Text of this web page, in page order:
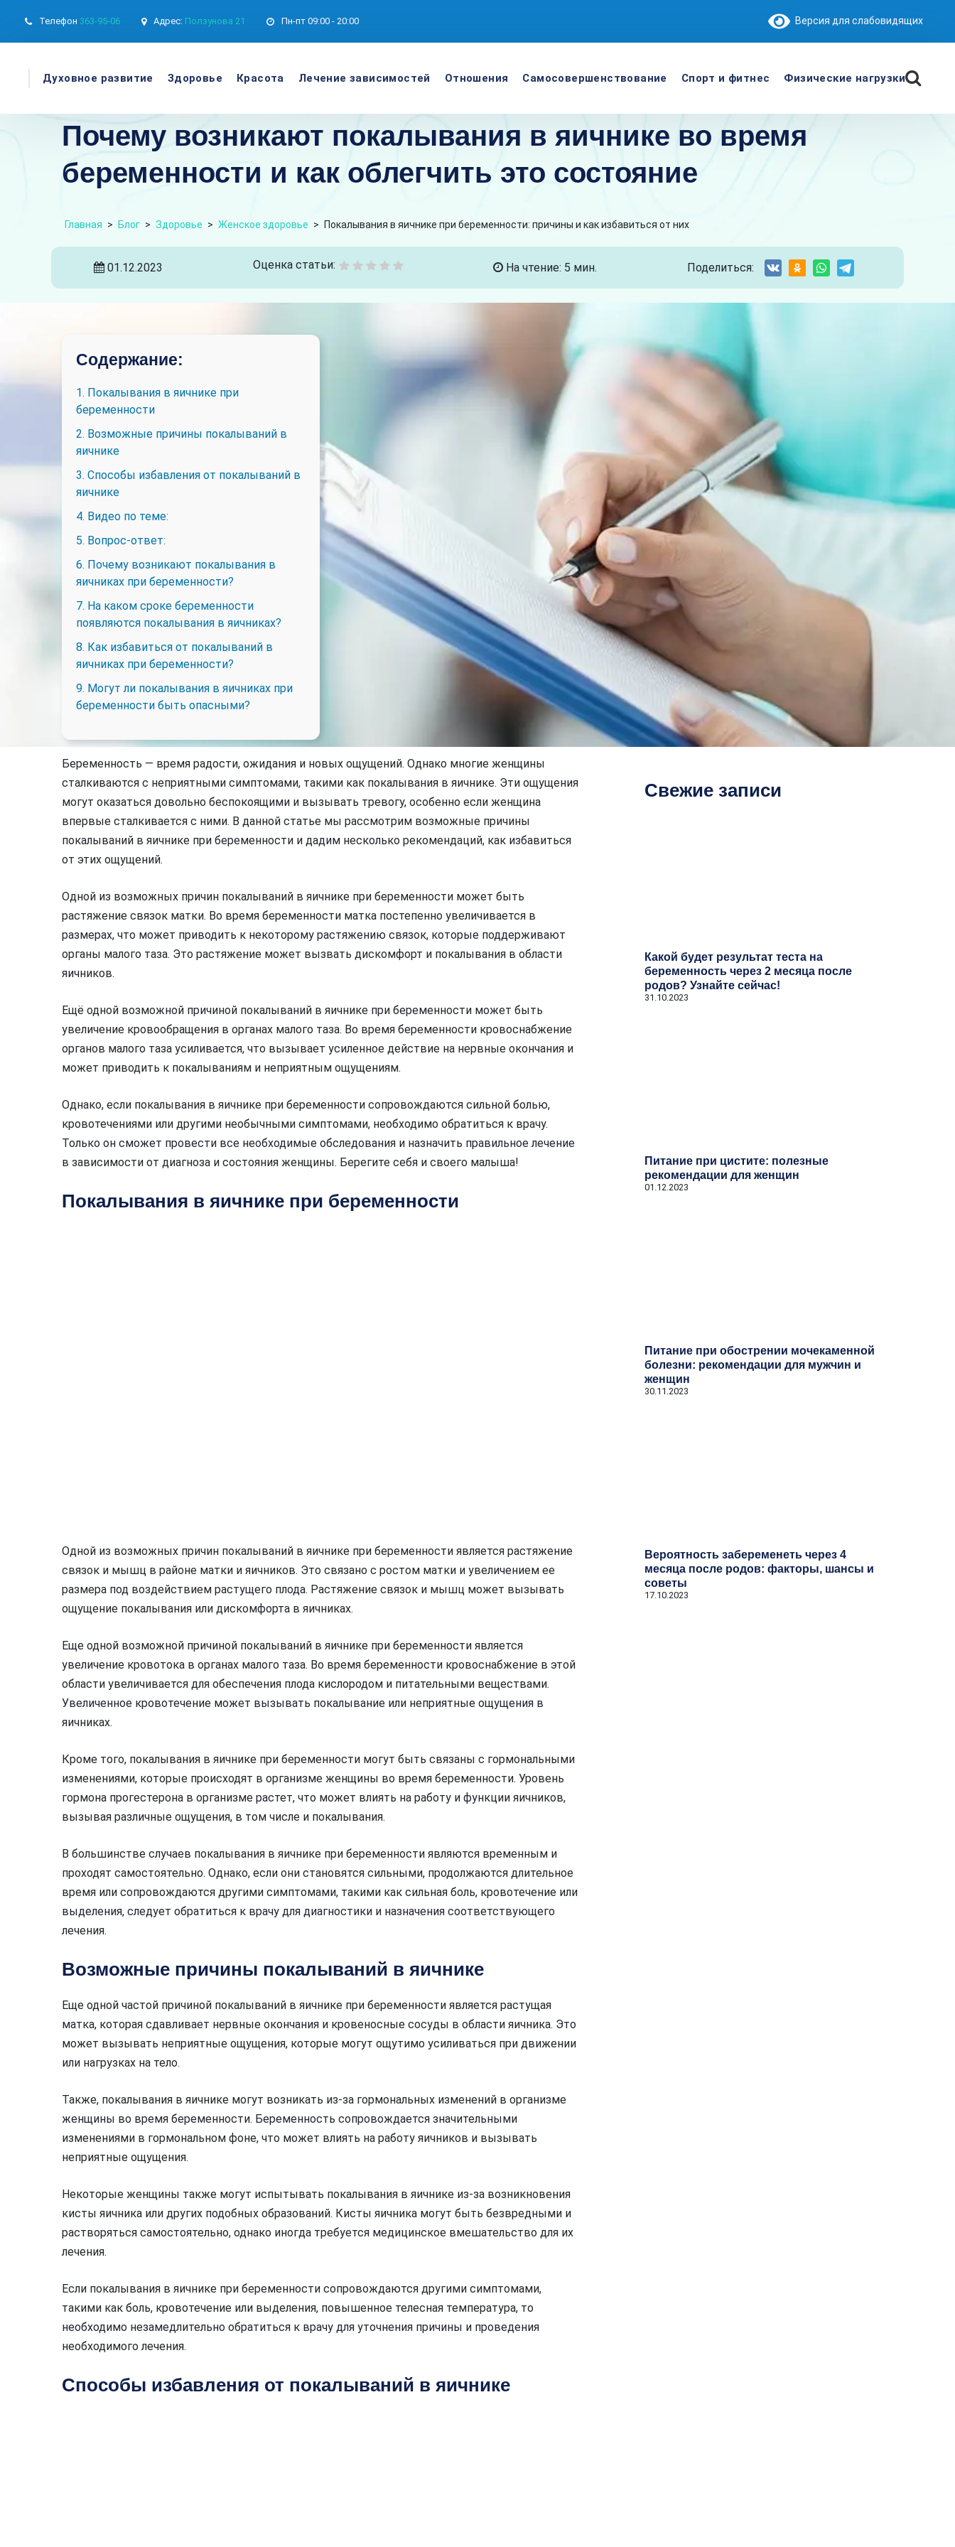
Телефон 363-95-06 Адрес: Ползунова 21 Пн-пт 09:00 - 20:00 Версия для слабовидящих
Духовное развитие Здоровье Красота Лечение зависимостей Отношения Самосовершенствование Спорт и фитнес Физические нагрузки
Почему возникают покалывания в яичнике во время
беременности и как облегчить это состояние
Главная > Блог > Здоровье > Женское здоровье > Покалывания в яичнике при беременности: причины и как избавиться от них
01.12.2023 Оценка статьи: На чтение: 5 мин. Поделиться:
Содержание:
1. Покалывания в яичнике при
беременности
2. Возможные причины покалываний в
яичнике
3. Способы избавления от покалываний в
яичнике
4. Видео по теме:
5. Вопрос-ответ:
6. Почему возникают покалывания в
яичниках при беременности?
7. На каком сроке беременности
появляются покалывания в яичниках?
8. Как избавиться от покалываний в
яичниках при беременности?
9. Могут ли покалывания в яичниках при
беременности быть опасными?
Беременность — время радости, ожидания и новых ощущений. Однако многие женщины
сталкиваются с неприятными симптомами, такими как покалывания в яичнике. Эти ощущения
могут оказаться довольно беспокоящими и вызывать тревогу, особенно если женщина
впервые сталкивается с ними. В данной статье мы рассмотрим возможные причины
покалываний в яичнике при беременности и дадим несколько рекомендаций, как избавиться
от этих ощущений.
Одной из возможных причин покалываний в яичнике при беременности может быть
растяжение связок матки. Во время беременности матка постепенно увеличивается в
размерах, что может приводить к некоторому растяжению связок, которые поддерживают
органы малого таза. Это растяжение может вызвать дискомфорт и покалывания в области
яичников.
Ещё одной возможной причиной покалываний в яичнике при беременности может быть
увеличение кровообращения в органах малого таза. Во время беременности кровоснабжение
органов малого таза усиливается, что вызывает усиленное действие на нервные окончания и
может приводить к покалываниям и неприятным ощущениям.
Однако, если покалывания в яичнике при беременности сопровождаются сильной болью,
кровотечениями или другими необычными симптомами, необходимо обратиться к врачу.
Только он сможет провести все необходимые обследования и назначить правильное лечение
в зависимости от диагноза и состояния женщины. Берегите себя и своего малыша!
Покалывания в яичнике при беременности
Одной из возможных причин покалываний в яичнике при беременности является растяжение
связок и мышц в районе матки и яичников. Это связано с ростом матки и увеличением ее
размера под воздействием растущего плода. Растяжение связок и мышц может вызывать
ощущение покалывания или дискомфорта в яичниках.
Еще одной возможной причиной покалываний в яичнике при беременности является
увеличение кровотока в органах малого таза. Во время беременности кровоснабжение в этой
области увеличивается для обеспечения плода кислородом и питательными веществами.
Увеличенное кровотечение может вызывать покалывание или неприятные ощущения в
яичниках.
Кроме того, покалывания в яичнике при беременности могут быть связаны с гормональными
изменениями, которые происходят в организме женщины во время беременности. Уровень
гормона прогестерона в организме растет, что может влиять на работу и функции яичников,
вызывая различные ощущения, в том числе и покалывания.
В большинстве случаев покалывания в яичнике при беременности являются временным и
проходят самостоятельно. Однако, если они становятся сильными, продолжаются длительное
время или сопровождаются другими симптомами, такими как сильная боль, кровотечение или
выделения, следует обратиться к врачу для диагностики и назначения соответствующего
лечения.
Возможные причины покалываний в яичнике
Еще одной частой причиной покалываний в яичнике при беременности является растущая
матка, которая сдавливает нервные окончания и кровеносные сосуды в области яичника. Это
может вызывать неприятные ощущения, которые могут ощутимо усиливаться при движении
или нагрузках на тело.
Также, покалывания в яичнике могут возникать из-за гормональных изменений в организме
женщины во время беременности. Беременность сопровождается значительными
изменениями в гормональном фоне, что может влиять на работу яичников и вызывать
неприятные ощущения.
Некоторые женщины также могут испытывать покалывания в яичнике из-за возникновения
кисты яичника или других подобных образований. Кисты яичника могут быть безвредными и
растворяться самостоятельно, однако иногда требуется медицинское вмешательство для их
лечения.
Если покалывания в яичнике при беременности сопровождаются другими симптомами,
такими как боль, кровотечение или выделения, повышенное телесная температура, то
необходимо незамедлительно обратиться к врачу для уточнения причины и проведения
необходимого лечения.
Способы избавления от покалываний в яичнике
Свежие записи
Какой будет результат теста на
беременность через 2 месяца после
родов? Узнайте сейчас!
31.10.2023
Питание при цистите: полезные
рекомендации для женщин
01.12.2023
Питание при обострении мочекаменной
болезни: рекомендации для мужчин и
женщин
30.11.2023
Вероятность забеременеть через 4
месяца после родов: факторы, шансы и
советы
17.10.2023